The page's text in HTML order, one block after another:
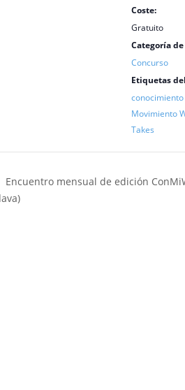
Coste:
Gratuito
Categoría
Concurso
Etiquetas
Movimiento
Takes
Encuentro mensual de edición